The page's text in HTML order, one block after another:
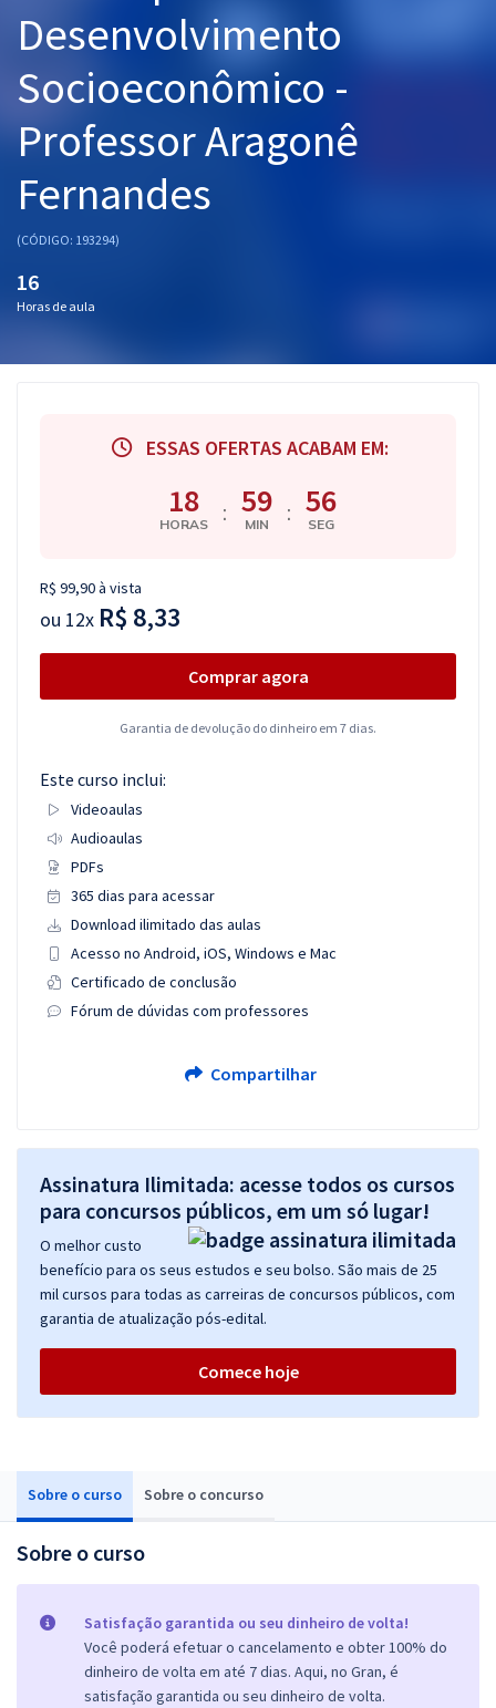
Pós
OAB
Questões grátis
Conteúdo gratuito
Aprovados
Desenvolvimento
Socioeconômico -
Professor Aragonê
Fernandes
(CÓDIGO: 193294)
16
Horas de aula
Sobre o curso Sobre o concurso
Sobre o curso
Satisfação garantida ou seu dinheiro de volta!
Você poderá efetuar o cancelamento e obter 100% do
dinheiro de volta em até 7 dias. Aqui, no Gran, é
satisfação garantida ou seu dinheiro de volta.
ESSAS OFERTAS ACABAM EM:
18
HORAS : 59
MIN : 55
SEG
R$ 99,90 à vista
ou 12x R$ 8,33
Comprar agora
Garantia de devolução do dinheiro em 7 dias.
Este curso inclui:
Videoaulas
Audioaulas
PDFs
365 dias para acessar
Download ilimitado das aulas
Acesso no Android, iOS, Windows e Mac
Certificado de conclusão
Fórum de dúvidas com professores
Compartilhar
Assinatura Ilimitada: acesse todos os cursos
para concursos públicos, em um só lugar!
O melhor custo
benefício para os seus estudos e seu bolso. São mais de 25
mil cursos para todas as carreiras de concursos públicos, com
garantia de atualização pós-edital.
Comece hoje